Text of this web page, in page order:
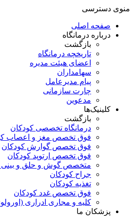
منوی دسترسی
صفحه اصلی
درباره درمانگاه
بازگشت
تاریخچه درمانگاه
اعضای هیئت مدیره
سهامداران
پیام مدیرعامل
چارت سازمانی
مدعوین
کلینیک‌ها
بازگشت
درمانگاه تخصصی کودکان
فوق تخصص مغز و اعصاب
فوق تخصص گوارش کودکان
فوق تخصص ارتوپد کودکان
متخصص گوش و حلق و بینی
جراح کودکان
تغذیه کودکان
فوق تخصص غدد کودکان
کلیه و مجاری ادراری
پزشکان ما